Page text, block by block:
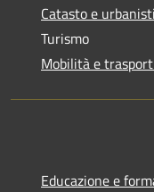
Catasto e
Turismo
Mobilità e
Educazione e